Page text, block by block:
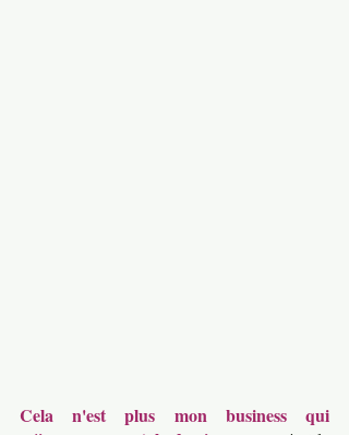
Cela n'est plus mon business qui